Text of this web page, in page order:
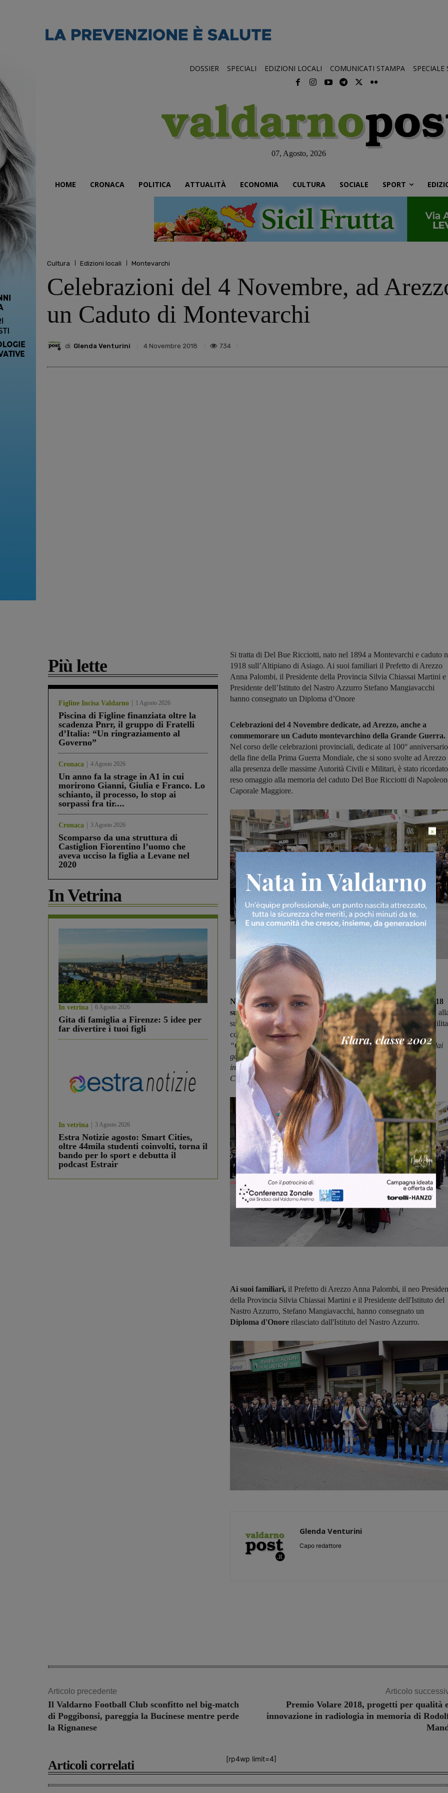
DOSSIER SPECIALI EDIZIONI LOCALI COMUNICATI STAMPA SPECIALE
07, Agosto, 2026
HOME CRONACA POLITICA ATTUALITÀ ECONOMIA CULTURA SOCIALE SPORT
Cultura Edizioni locali Montevarchi
Celebrazioni del 4 Novembre, ad
un Caduto di Montevarchi
di Glenda Venturini 4 Novembre 2018 734
Più lette
Figline Incisa Valdarno 1 Agosto 2026
Piscina di Figline finanziata oltre la
scadenza Pnrr, il gruppo di Fratelli
d’Italia: “Un ringraziamento al
Governo”
Cronaca 4 Agosto 2026
Un anno fa la strage in A1 in cui
morirono Gianni, Giulia e Franco. Lo
schianto, il processo, lo stop ai
sorpassi fra tir....
Cronaca 3 Agosto 2026
Scomparso da una struttura di
Castiglion Fiorentino l’uomo che
aveva ucciso la figlia a Levane nel
2020
In Vetrina
In vetrina 6 Agosto 2026
Gita di famiglia a Firenze: 5 idee per
far divertire i tuoi figli
In vetrina 3 Agosto 2026
Estra Notizie agosto: Smart Cities,
oltre 44mila studenti coinvolti, torna il
bando per lo sport e debutta il
podcast Estrair
Si tratta di Del Bue Ricciotti, nato nel 1894 a Montevarchi e caduto
1918 sull’Altipiano di Asiago. Ai suoi familiari il Prefetto di Arezzo
Anna Palombi, il Presidente della Provincia Silvia Chiassai Martini
Presidente dell’Istituto del Nastro Azzurro Stefano Mangiavacchi
hanno consegnato un Diploma d’Onore
Celebrazioni del 4 Novembre dedicate, ad Arezzo, anche a
commemorare un Caduto montevarchino della Grande Guerra.
Nel corso delle celebrazioni provinciali, dedicate al 100° anniversario
della fine della Prima Guerra Mondiale, che si sono svolte ad Arezzo
alla presenza delle massime Autorità Civili e Militari, è stato
reso omaggio alla memoria del caduto Del Bue Ricciotti di
Caporale Maggiore.
Nato il 29 gennaio 1894 a Montevarchi, cadde il 15 giugno 1918
sull'Altipiano di Asiago per ferite riportate in combattimento;
sua memoria fu conferita anche la Medaglia d'Argento al Valor
con la seguente motivazione:
“Capo arma, sotto il violento tiro delle artiglierie, benché preso dai
gas venefici, rimaneva sereno al suo posto di combattimento,
infondendo calma nei dipendenti finché cadeva colpito a morte. –
Cima Echar, 15 giugno 1918”.
Ai suoi familiari, il Prefetto di Arezzo Anna Palombi, il neo
della Provincia Silvia Chiassai Martini e il Presidente dell'Istituto del
Nastro Azzurro, Stefano Mangiavacchi, hanno consegnato un
Diploma d'Onore rilasciato dall'Istituto del Nastro Azzurro.
Glenda Venturini
Capo redattore
Articolo precedente
Il Valdarno Football Club sconfitto nel big-match
di Poggibonsi, pareggia la Bucinese mentre perde
la Rignanese
Articolo
Premio Volare 2018, progetti per qualità
innovazione in radiologia in memoria di
[rp4wp limit=4]
Articoli correlati
×